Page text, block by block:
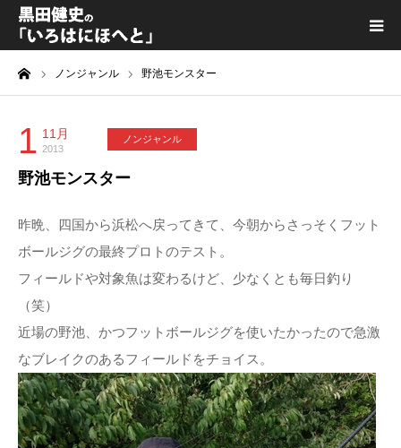
ノンジャンル 野池モンスター
1 11月
2013
ノンジャンル
野池モンスター
昨晩、四国から浜松へ戻ってきて、今朝からさっそくフット
ボールジグの最終プロトのテスト。
フィールドや対象魚は変わるけど、少なくとも毎日釣り
（笑）
近場の野池、かつフットボールジグを使いたかったので急激
なブレイクのあるフィールドをチョイス。
黒田健史プロフィール
カテゴリ一覧
喫茶KURODA
YouTube｜Kuro channel
メディア出演
プライバシーポリシー